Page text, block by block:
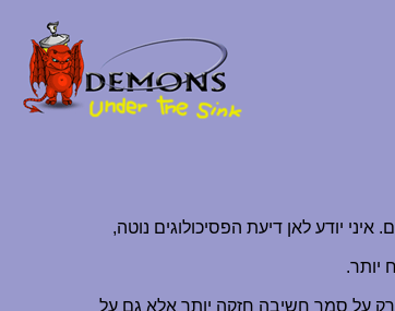
יודע לאן דיעת הפסיכולוגים נוטה,
יותר.
רק על סמך חשיבה חזקה יותר אלא גם על